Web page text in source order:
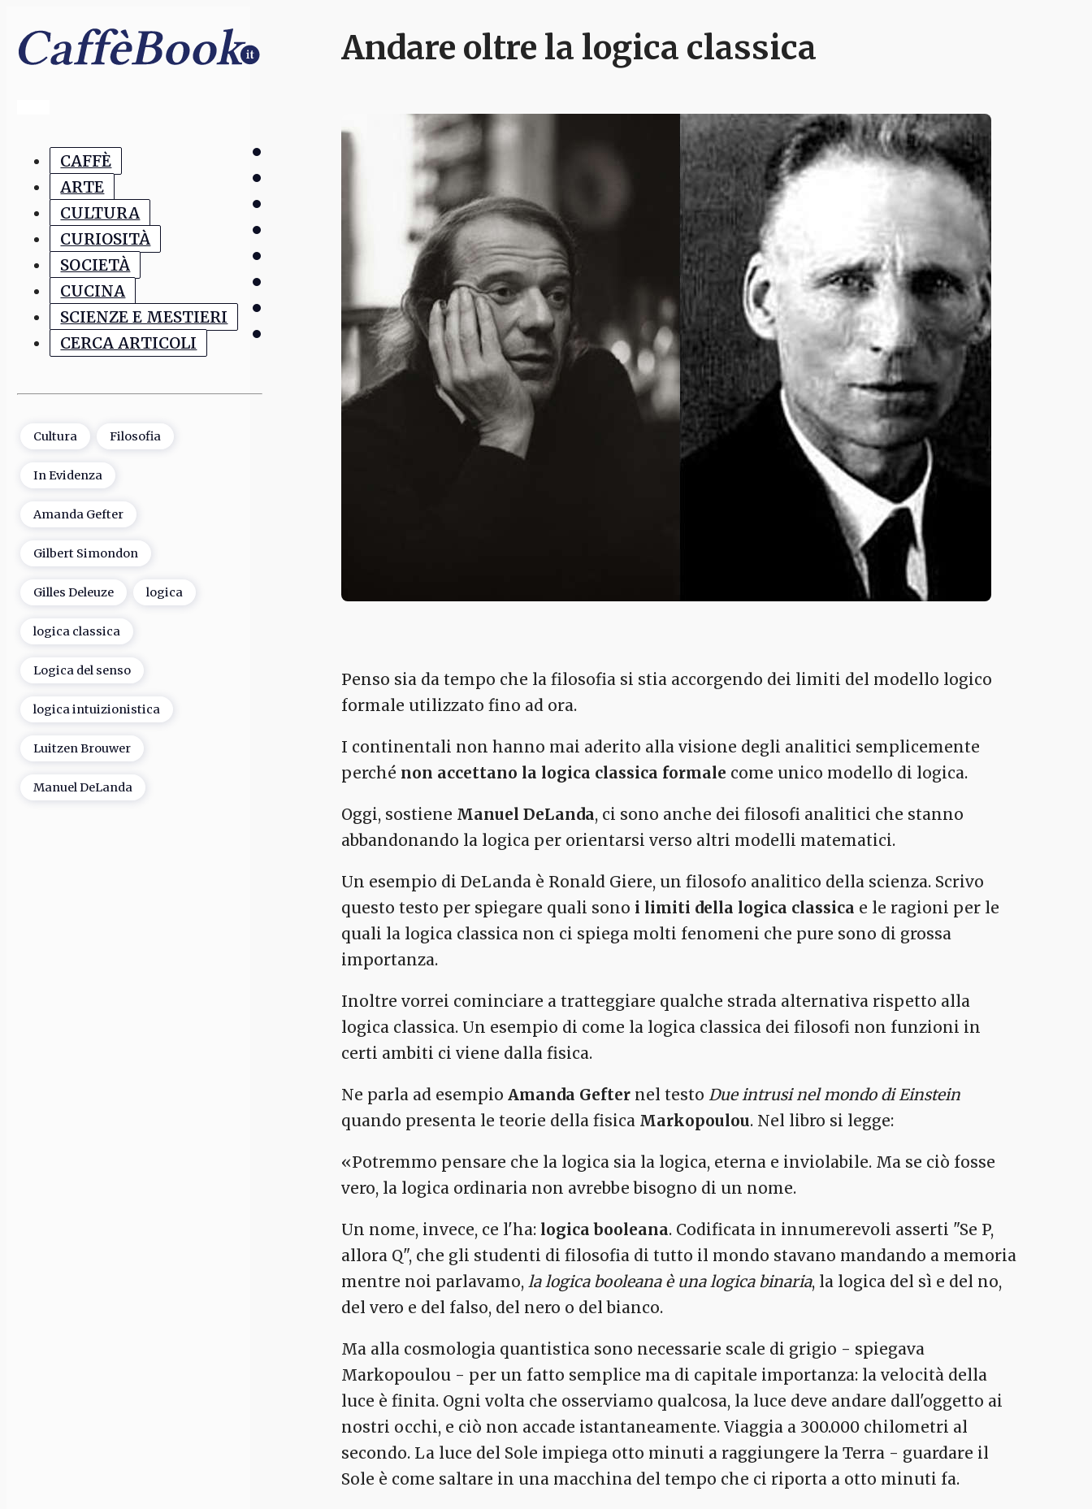
CAFFÈ
ARTE
CULTURA
CURIOSITÀ
SOCIETÀ
CUCINA
SCIENZE E MESTIERI
CERCA ARTICOLI
Cultura Filosofia
In Evidenza
Amanda Gefter
Gilbert Simondon
Gilles Deleuze logica
logica classica
Logica del senso
logica intuizionistica
Luitzen Brouwer
Manuel DeLanda
Andare oltre la logica classica
Penso sia da tempo che la filosofia si stia accorgendo dei limiti del modello logico
formale utilizzato fino ad ora.
I continentali non hanno mai aderito alla visione degli analitici semplicemente
perché non accettano la logica classica formale come unico modello di logica.
Oggi, sostiene Manuel DeLanda, ci sono anche dei filosofi analitici che stanno
abbandonando la logica per orientarsi verso altri modelli matematici.
Un esempio di DeLanda è Ronald Giere, un filosofo analitico della scienza. Scrivo
questo testo per spiegare quali sono i limiti della logica classica e le ragioni per le
quali la logica classica non ci spiega molti fenomeni che pure sono di grossa
importanza.
Inoltre vorrei cominciare a tratteggiare qualche strada alternativa rispetto alla
logica classica. Un esempio di come la logica classica dei filosofi non funzioni in
certi ambiti ci viene dalla fisica.
Ne parla ad esempio Amanda Gefter nel testo Due intrusi nel mondo di Einstein
quando presenta le teorie della fisica Markopoulou. Nel libro si legge:
«Potremmo pensare che la logica sia la logica, eterna e inviolabile. Ma se ciò fosse
vero, la logica ordinaria non avrebbe bisogno di un nome.
Un nome, invece, ce l'ha: logica booleana. Codificata in innumerevoli asserti "Se P,
allora Q", che gli studenti di filosofia di tutto il mondo stavano mandando a memoria
mentre noi parlavamo, la logica booleana è una logica binaria, la logica del sì e del no,
del vero e del falso, del nero o del bianco.
Ma alla cosmologia quantistica sono necessarie scale di grigio - spiegava
Markopoulou - per un fatto semplice ma di capitale importanza: la velocità della
luce è finita. Ogni volta che osserviamo qualcosa, la luce deve andare dall'oggetto ai
nostri occhi, e ciò non accade istantaneamente. Viaggia a 300.000 chilometri al
secondo. La luce del Sole impiega otto minuti a raggiungere la Terra - guardare il
Sole è come saltare in una macchina del tempo che ci riporta a otto minuti fa.